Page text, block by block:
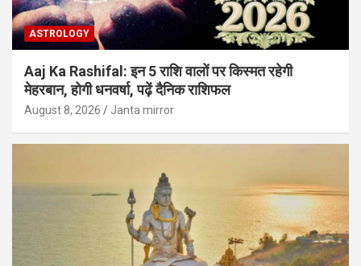
ASTROLOGY
Aaj Ka Rashifal: इन 5 राशि वालों पर किस्मत रहेगी
मेहरबान, होगी धनवर्षा, पढ़ें दैनिक राशिफल
August 8, 2026 Janta mirror